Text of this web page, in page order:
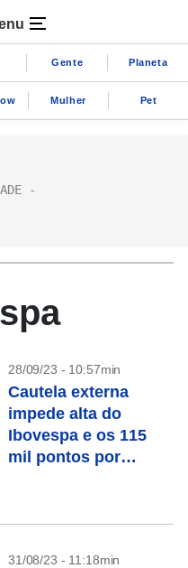
Gente Planeta
Mulher Pet
28/09/23 - 10:57min
Cautela externa
impede alta do
Ibovespa e os 115
mil pontos por
31/08/23 - 11:18min